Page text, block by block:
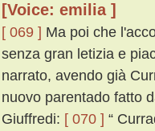
[Voice: emilia ]
[ 069 ] Ma poi che
senza gran letizia e
narrato, avendo già
nuovo parentado fatto
Giuffredi: [ 070 ] “